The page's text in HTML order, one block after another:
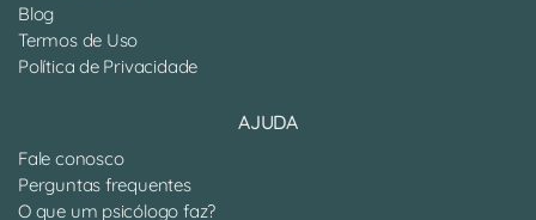
Blog
Termos de Uso
Política de Privacidade
AJUDA
Fale conosco
Perguntas frequentes
O que um psicólogo faz?